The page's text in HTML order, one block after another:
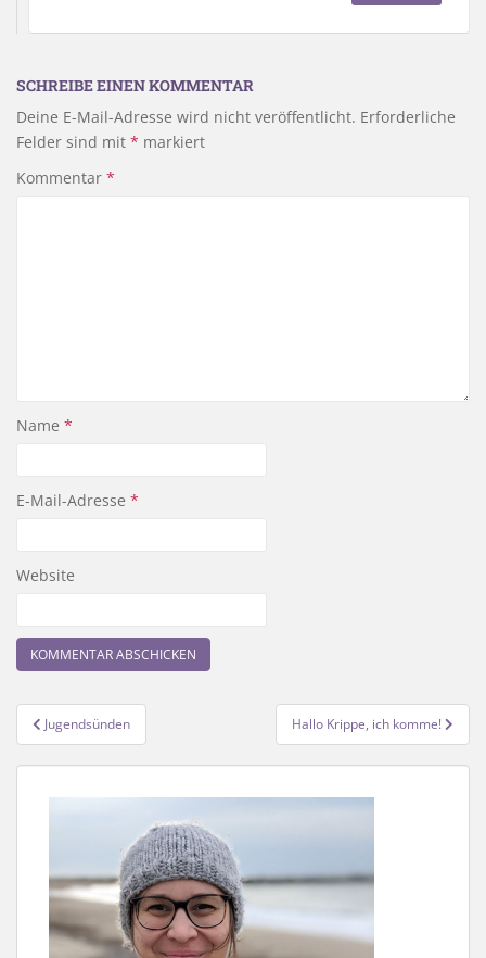
SCHREIBE EINEN KOMMENTAR
Deine E-Mail-Adresse wird nicht veröffentlicht. Erforderliche
Felder sind mit * markiert
Kommentar *
Name *
E-Mail-Adresse *
Website
Beitragsnavigation
Jugendsünden Hallo Krippe, ich komme!